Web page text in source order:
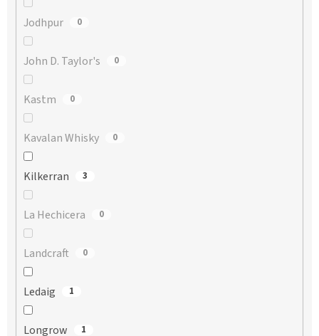
Jodhpur 0
John D. Taylor's 0
Kastm 0
Kavalan Whisky 0
Kilkerran 3
La Hechicera 0
Landcraft 0
Ledaig 1
Longrow 1